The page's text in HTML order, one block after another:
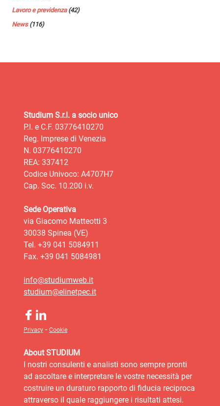
Lavoro e previdenza(42)
News(116)
Studium S.r.l. a socio unico
P.I. e C.F. 03776410270
Reg. Imprese di Venezia
N. 03776410270
REA: 337412
Codice Univoco: A4707H7
Cap. Soc. 10.200 i.v.
Sede Operativa
via Giacomo Matteotti 3
30038 Spinea (VE)
Tel. +39 041 5084911
Fax. +39 041 5084981
info@studiumweb.it
studium@elinetpec.it
Privacy - Cookie
About STUDIUM
I nostri consulenti e analisti sono sempre pronti
ad ascoltare e interpretare le vostre necessità per
costruire un duraturo rapporto di fiducia reciproca
attraverso il quale raggiungere i risultati attesi.